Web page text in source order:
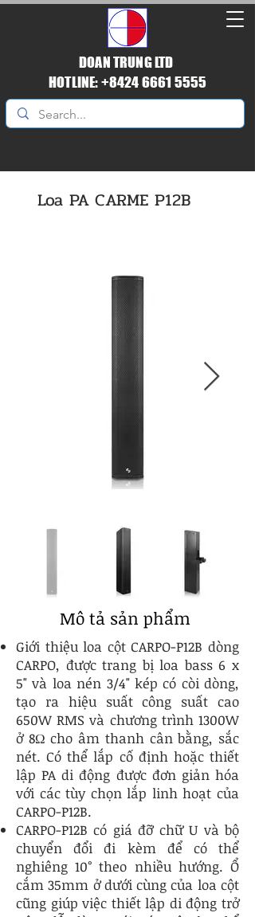
DOAN TRUNG LTD
HOTLINE: +8424 6661 5555
Loa PA CARME P12B
Mô tả sản phẩm
Giới thiệu loa cột CARPO-P12B dòng
CARPO, được trang bị loa bass 6 x
5" và loa nén 3/4" kép có còi dòng,
tạo ra hiệu suất công suất cao
650W RMS và chương trình 1300W
ở 8Ω cho âm thanh cân bằng, sắc
nét. Có thể lắp cố định hoặc thiết
lập PA di động được đơn giản hóa
với các tùy chọn lắp linh hoạt của
CARPO-P12B.
CARPO-P12B có giá đỡ chữ U và bộ
chuyển đổi đi kèm để có thể
nghiêng 10° theo nhiều hướng. Ổ
cắm 35mm ở dưới cùng của loa cột
cũng giúp việc thiết lập di động trở